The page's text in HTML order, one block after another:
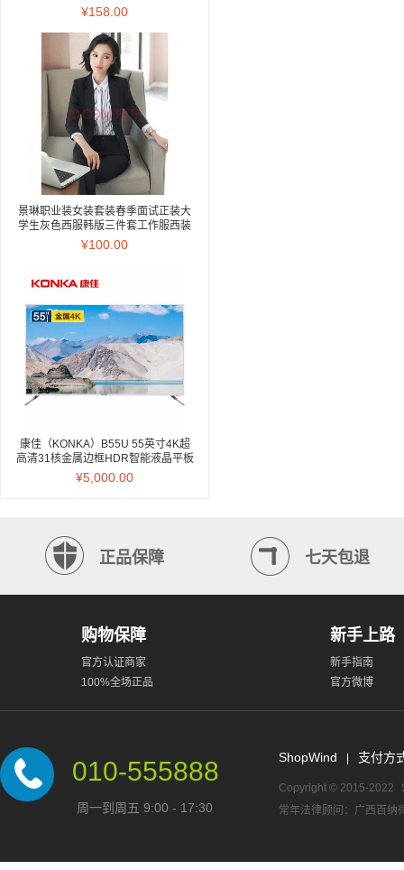
【18823VP34762】 牛仔蓝 27
¥158.00
景琳职业装女装套装春季面试正装大
学生灰色西服韩版三件套工作服西装
灰色西装 西裤 L
¥100.00
康佳（KONKA）B55U 55英寸4K超
高清31核金属边框HDR智能液晶平板
电视
¥5,000.00
正品保障 七天包退
购物保障
官方认证商家
100%全场正品
新手上路
新手指南
官方微博
010-555888
周一到周五 9:00 - 17:30
ShopWind 支付方
Copyright © 2015-2022
常年法律顾问：广西百纳